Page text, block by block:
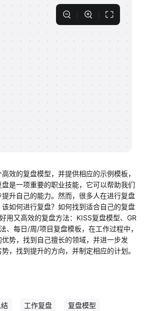
效的复盘模型，并提供相应的示例模板，
是一项重要的职业技能，它可以帮助我们
升自己的能力。然而，很多人在进行复盘
如何进行复盘？如何找到适合自己的复盘
用又高效的复盘方法：KISS复盘模型、GR
、每日/周/项目复盘模板，在工作过程中，
势，找到自己擅长的领域，并进一步发
，找到提升的方向，并制定相应的计划。
工作复盘 复盘模型